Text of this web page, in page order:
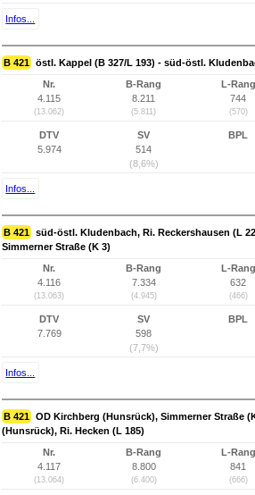
Infos...
B 421 östl. Kappel (B 327/L 193) - süd-östl.
Nr.
4.115
(13.062)
B-Rang
8.211
(5.811)
L-Rang
744
(570)
DTV
5.974
SV
514
(8,6%)
BPL
Infos...
B 421 süd-östl. Kludenbach, Ri. Reckershausen (L
Simmerner Straße (K 3)
Nr.
4.116
(13.063)
B-Rang
7.334
(4.945)
L-Rang
632
(466)
DTV
7.769
SV
598
(7,7%)
BPL
Infos...
B 421 OD Kirchberg (Hunsrück), Simmerner Straße
(Hunsrück), Ri. Hecken (L 185)
Nr.
4.117
(13.064)
B-Rang
8.800
(6.400)
L-Rang
841
(666)